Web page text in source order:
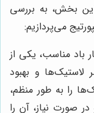
بخش، به بررسی
می‌پردازیم:
باد مناسب، یکی از
لاستیک‌ها و بهبود
را به طور منظم،
صورت نیاز، آن را